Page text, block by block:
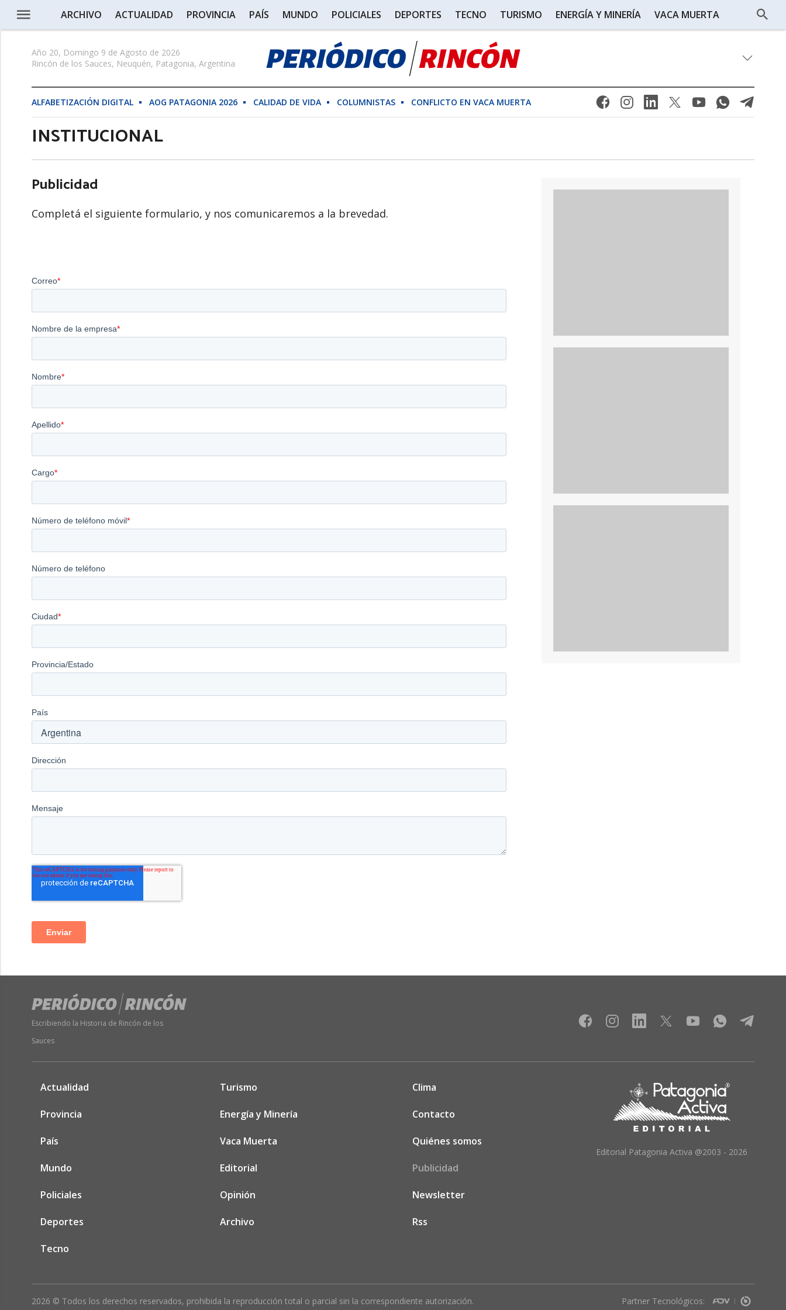
ARCHIVO ACTUALIDAD PROVINCIA PAÍS MUNDO POLICIALES DEPORTES TECNO TURISMO ENERGÍA Y MINERÍA VACA MUERTA
Año 20, Domingo 9 de Agosto de 2026
Rincón de los Sauces, Neuquén, Patagonia, Argentina
ALFABETIZACIÓN DIGITAL AOG PATAGONIA 2026 CALIDAD DE VIDA COLUMNISTAS CONFLICTO EN VACA MUERTA
INSTITUCIONAL
Publicidad
Completá el siguiente formulario, y nos comunicaremos a la brevedad.
Escribiendo la Historia de Rincón de los
Sauces
Actualidad
Provincia
País
Mundo
Policiales
Deportes
Tecno
Turismo
Energía y Minería
Vaca Muerta
Editorial
Opinión
Archivo
Clima
Contacto
Quiénes somos
Publicidad
Newsletter
Rss
Editorial Patagonia Activa @2003 - 2026
2026 © Todos los derechos reservados, prohibida la reproducción total o parcial sin la correspondiente autorización. Partner Tecnológicos: